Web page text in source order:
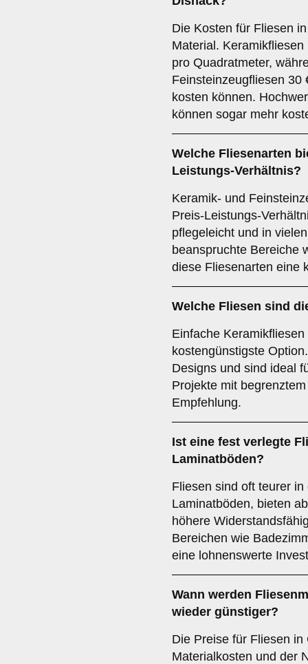
Die Kosten für Fliesen
Material.
pro Quadratmeter,
Feinsteinzeugfliesen 30
kosten können.
können sogar mehr
Welche Fliesenarten
Leistungs-Verhältnis?
Keramik- und
Preis-Leistungs-
pflegeleicht und in
beanspruchte Bereiche
diese Fliesenarten eine
Welche Fliesen sind
Einfache
kostengünstigste
Designs und sind ideal
Projekte mit
Empfehlung.
Ist eine fest verlegte
Laminatböden?
Fliesen sind oft teurer
Laminatböden, bieten
höhere
Bereichen wie
eine lohnenswerte
Wann werden
wieder günstiger?
Die Preise für Fliesen
Materialkosten und der